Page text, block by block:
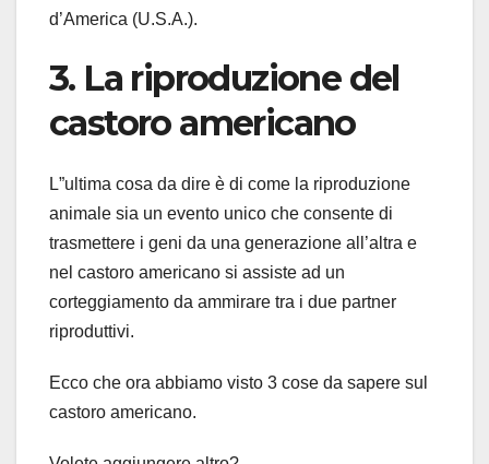
d’America (U.S.A.).
3. La riproduzione del
castoro americano
L”ultima cosa da dire è di come la riproduzione
animale sia un evento unico che consente di
trasmettere i geni da una generazione all’altra e
nel castoro americano si assiste ad un
corteggiamento da ammirare tra i due partner
riproduttivi.
Ecco che ora abbiamo visto 3 cose da sapere sul
castoro americano.